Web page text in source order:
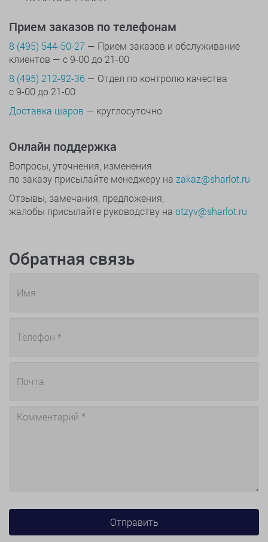
Прием заказов по телефонам
8 (495) 544-50-27 — Прием заказов и обслуживание
клиентов — с 9-00 до 21-00
8 (495) 212-92-36 — Отдел по контролю качества
с 9-00 до 21-00
Доставка шаров — круглосуточно
Онлайн поддержка
Вопросы, уточнения, изменения
по заказу присылайте менеджеру на zakaz@sharlot.ru
Отзывы, замечания, предложения,
жалобы присылайте руководству на otzyv@sharlot.ru
Обратная связь